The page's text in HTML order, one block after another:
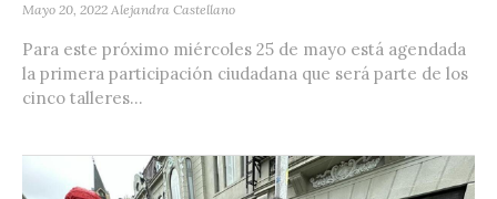
Mayo 20, 2022 Alejandra Castellano
Para este próximo miércoles 25 de mayo está agendada
la primera participación ciudadana que será parte de los
cinco talleres...